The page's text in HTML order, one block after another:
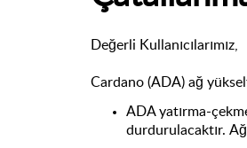
Değerli Kullanıcılarımız,
Cardano(ADA) ağ
ADA yatırma-
durdurulacaktır.